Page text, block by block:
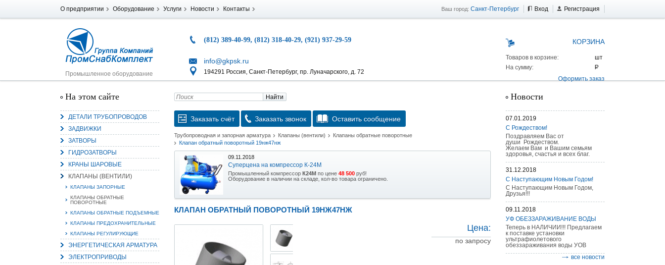
О предприятии Оборудование Услуги Новости Контакты Ваш город: Санкт-Петербург Вход Регистрация
Промышленное оборудование
(812) 389-40-99, (812) 318-40-29, (921) 937-29-59
info@gkpsk.ru
194291 Россия, Санкт-Петербург, пр. Луначарского, д. 72
КОРЗИНА
Товаров в корзине:
На сумму:
Оформить заказ
На этом сайте
ДЕТАЛИ ТРУБОПРОВОДОВ
ЗАДВИЖКИ
ЗАТВОРЫ
ГИДРОЗАТВОРЫ
КРАНЫ ШАРОВЫЕ
КЛАПАНЫ (ВЕНТИЛИ)
КЛАПАНЫ ЗАПОРНЫЕ
КЛАПАНЫ ОБРАТНЫЕ
ПОВОРОТНЫЕ
КЛАПАНЫ ОБРАТНЫЕ ПОДЪЕМНЫЕ
КЛАПАНЫ ПРЕДОХРАНИТЕЛЬНЫЕ
КЛАПАНЫ РЕГУЛИРУЮЩИЕ
ЭНЕРГЕТИЧЕСКАЯ АРМАТУРА
ЭЛЕКТРОПРИВОДЫ
Найти
Заказать счёт Заказать звонок Оставить сообщение
Трубопроводная и запорная арматура Клапаны (вентили)
Клапаны обратные поворотные
Клапан обратный поворотный 19нж47нж
09.11.2018
Суперцена на компрессор К-24М
Промышленный компрессор К24М по цене 48 500 руб!
Оборудование в наличии на складе, кол-во товара ограничено.
15.10.2018
Скидка на гидравлическую тележку
Уникальная возможность приобрести (в наличии на складе) тележку гидравлическую AS 25 г/п
Новое поступление на склад насосов
Насосы Calpeda в НАЛИЧИИ
https://www.1nasos.ru/vodosnabzhenie-otoplenie/calpeda-mxh-203e
КЛАПАН ОБРАТНЫЙ ПОВОРОТНЫЙ 19НЖ47НЖ
Цена:
по запросу
Новости
07.01.2019
С Рождеством!
Поздравляем Вас от
души Рождеством.
Желаем Вам и Вашим семьям
здоровья, счастья и всех благ.
31.12.2018
С Наступающим Новым Годом!
С Наступающим Новым Годом,
Друзья!!!
09.11.2018
УФ ОБЕЗЗАРАЖИВАНИЕ ВОДЫ
Теперь в НАЛИЧИИ!!! Предлагаем
к поставке установки
ультрафиолетового
обеззараживания воды УОВ
все новости